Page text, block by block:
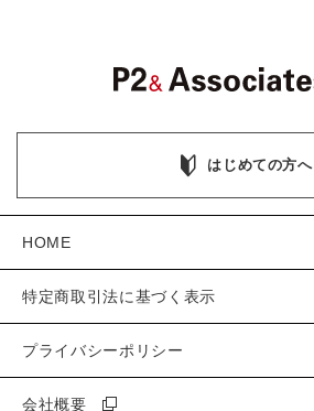
はじめての方へ
HOME
特定商取引法に基づく表示
プライバシーポリシー
会社概要